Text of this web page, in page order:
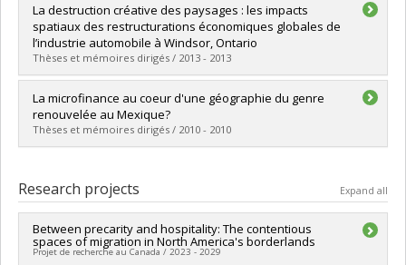
Graduate :Guimont Marceau, Stéphane
Cycle :Doctoral
Grade :Ph. D.
Lien vers le document dans Papyrus
La destruction créative des paysages : les impacts
spatiaux des restructurations économiques globales de
l’industrie automobile à Windsor, Ontario
Thèses et mémoires dirigés / 2013 - 2013
Graduate :Cuillerier-Serre, Sarah
Cycle :Master's
Grade :M. Sc.
Lien vers le document dans Papyrus
La microfinance au coeur d'une géographie du genre
renouvelée au Mexique?
Thèses et mémoires dirigés / 2010 - 2010
Cycle :Master's
Grade :M. Sc.
Lien vers le document dans Papyrus
Research projects Expand all
Between precarity and hospitality: The contentious
spaces of migration in North America's borderlands
Projet de recherche au Canada / 2023 - 2029